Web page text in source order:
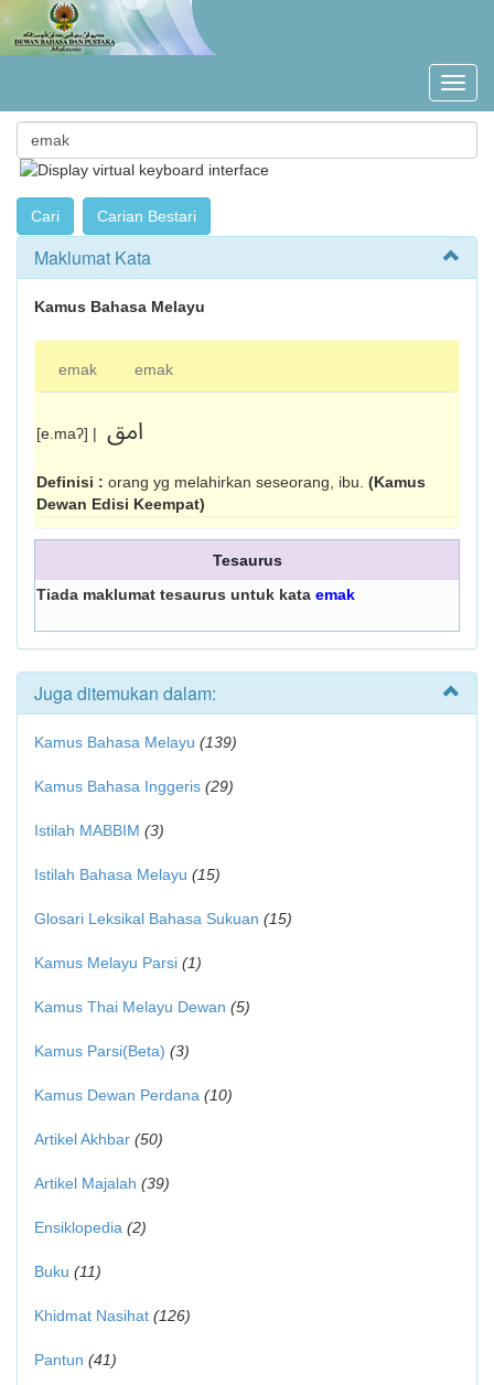
Maklumat Kata
Kamus Bahasa Melayu
emak emak
[e.maʔ] | امق
Definisi : orang yg melahirkan seseorang, ibu. (Kamus
Dewan Edisi Keempat)
Tesaurus
Tiada maklumat tesaurus untuk kata emak
Juga ditemukan dalam:
Kamus Bahasa Melayu (139)
Kamus Bahasa Inggeris (29)
Istilah MABBIM (3)
Istilah Bahasa Melayu (15)
Glosari Leksikal Bahasa Sukuan (15)
Kamus Melayu Parsi (1)
Kamus Thai Melayu Dewan (5)
Kamus Parsi(Beta) (3)
Kamus Dewan Perdana (10)
Artikel Akhbar (50)
Artikel Majalah (39)
Ensiklopedia (2)
Buku (11)
Khidmat Nasihat (126)
Pantun (41)